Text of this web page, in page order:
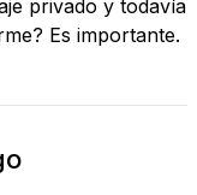
privado y todavía
Es importante.